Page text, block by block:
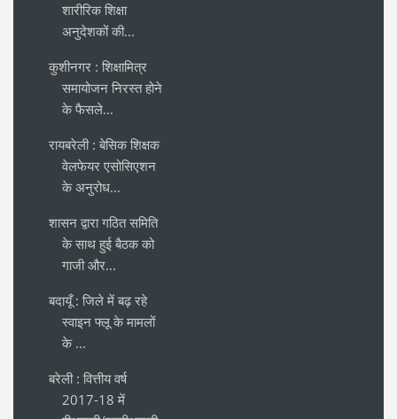
शारीरिक शिक्षा
अनुदेशकों की...
कुशीनगर : शिक्षामित्र
समायोजन निरस्त होने
के फैसले...
रायबरेली : बेसिक शिक्षक
वेलफेयर एसोसिएशन
के अनुरोध...
शासन द्वारा गठित समिति
के साथ हुई बैठक को
गाजी और...
बदायूँ : जिले में बढ़ रहे
स्वाइन फ्लू के मामलों
के ...
बरेली : वित्तीय वर्ष
2017-18 में